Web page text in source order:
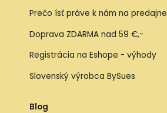
Prečo ísť práve k nám na predajne
Doprava ZDARMA nad 59 €,-
Registrácia na Eshope - výhody
Slovenský výrobca BySues
Blog